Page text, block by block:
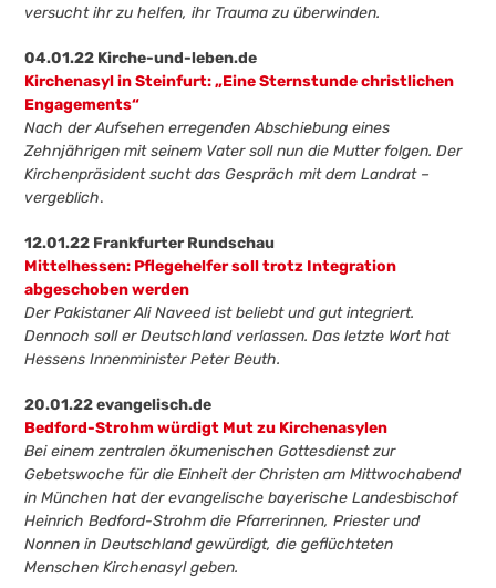
versucht ihr zu helfen, ihr Trauma zu überwinden.
04.01.22 Kirche-und-leben.de
Kirchenasyl in Steinfurt: „Eine Sternstunde christlichen
Engagements“
Nach der Aufsehen erregenden Abschiebung eines
Zehnjährigen mit seinem Vater soll nun die Mutter folgen. Der
Kirchenpräsident sucht das Gespräch mit dem Landrat –
vergeblich.
12.01.22 Frankfurter Rundschau
Mittelhessen: Pflegehelfer soll trotz Integration
abgeschoben werden
Der Pakistaner Ali Naveed ist beliebt und gut integriert.
Dennoch soll er Deutschland verlassen. Das letzte Wort hat
Hessens Innenminister Peter Beuth.
20.01.22 evangelisch.de
Bedford-Strohm würdigt Mut zu Kirchenasylen
Bei einem zentralen ökumenischen Gottesdienst zur
Gebetswoche für die Einheit der Christen am Mittwochabend
in München hat der evangelische bayerische Landesbischof
Heinrich Bedford-Strohm die Pfarrerinnen, Priester und
Nonnen in Deutschland gewürdigt, die geflüchteten
Menschen Kirchenasyl geben.